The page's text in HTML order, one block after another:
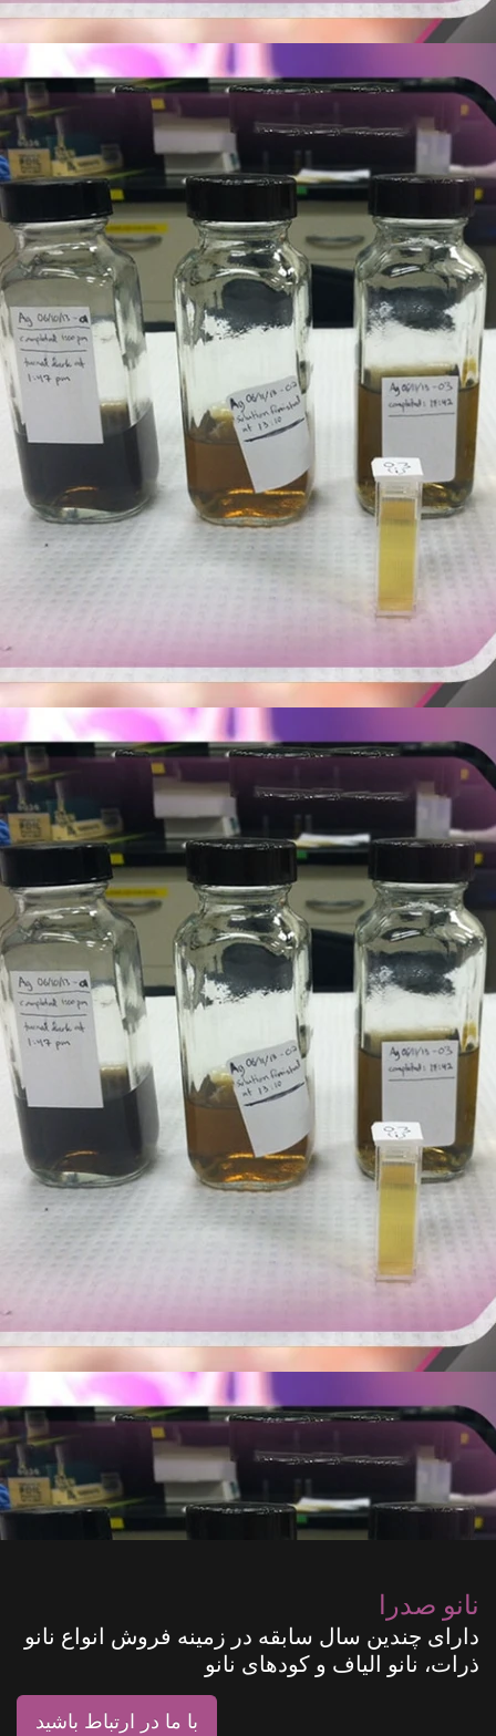
نانو صدرا
دارای چندین سال سابقه در زمینه فروش انواع نانو
ذرات، نانو الیاف و کودهای نانو
با ما در ارتباط باشید